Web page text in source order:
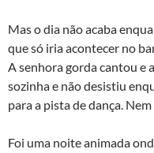
Mas o dia não acaba
que só iria acontecer no
A senhora gorda cantou e
sozinha e não desistiu
para a pista de dança.
Foi uma noite animada